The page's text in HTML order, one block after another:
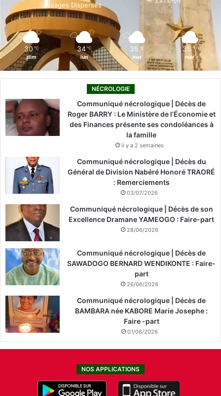
k
n
Nuages Dispersés
30 ℃
dim
34 ℃
lun
35 ℃
mar
35 ℃
mer
NÉCROLOGIE
Communiqué nécrologique | Décès de
Roger BARRY : Le Ministère de l’Économie et
des Finances présente ses condoléances à
la famille
il y a 2 semaines
Communiqué nécrologique | Décès du
Général de Division Nabéré Honoré TRAORÉ
: Remerciements
03/07/2026
Communiqué nécrologique | Décès de son
Excellence Dramane YAMEOGO : Faire-part
28/06/2026
Communiqué nécrologique | Décès de
SAWADOGO BERNARD WENDIKONTE : Faire-
part
26/06/2026
Communiqué nécrologique | Décès de
BAMBARA née KABORE Marie Josephe :
Faire -part
01/06/2026
NOS APPLICATIONS